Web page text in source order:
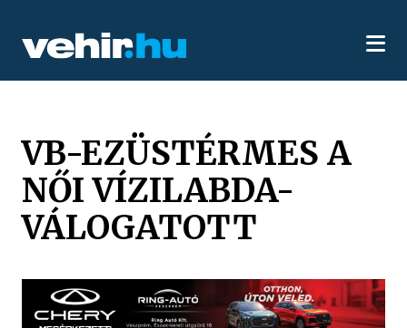
VB-EZÜSTÉRMES A
NŐI VÍZILABDA-
VÁLOGATOTT